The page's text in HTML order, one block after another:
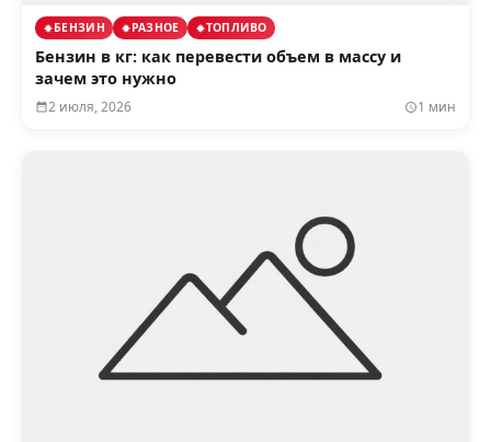
БЕНЗИН РАЗНОЕ ТОПЛИВО
Бензин в кг: как перевести объем в массу и
зачем это нужно
2 июля, 2026 1 мин